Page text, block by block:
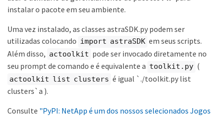
instalar o pacote em seu ambiente.
Uma vez instalado, as classes astraSDK.py podem ser
utilizadas colocando import astraSDK em seus scripts.
Além disso, actoolkit pode ser invocado diretamente no
seu prompt de comando e é equivalente a toolkit.py (
actoolkit list clusters é igual `./toolkit.py list
clusters`a ).
Consulte "PyPI: NetApp é um dos nossos selecionados Jogos